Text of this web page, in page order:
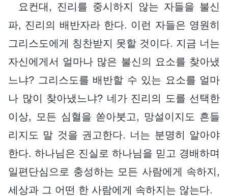
요컨대, 진리를 중시하지 않는 자들을 불신
파, 진리의 배반자라 한다. 이런 자들은 영원히
그리스도에게 칭찬받지 못할 것이다. 지금 너는
자신에게서 얼마나 많은 불신의 요소를 찾아냈
느냐? 그리스도를 배반할 수 있는 요소를 얼마
나 많이 찾아냈느냐? 네가 진리의 도를 선택한
이상, 모든 심혈을 쏟아붓고, 망설이지도 흔들
리지도 말 것을 권고한다. 너는 분명히 알아야
한다. 하나님은 진실로 하나님을 믿고 경배하며
일편단심으로 충성하는 모든 사람에게 속하지,
세상과 그 어떤 한 사람에게 속하지는 않는다.